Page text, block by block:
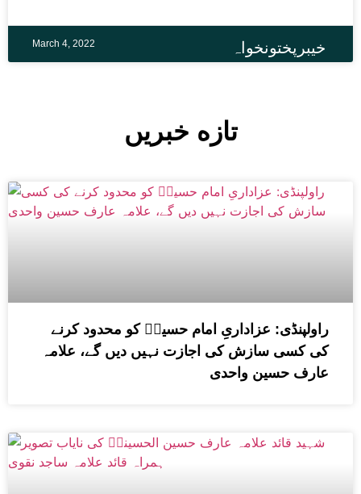
خیبرپختونخواہ March 4, 2022
تازه خبریں
راولپنڈی: عزاداریِ امام حسینؑ کو محدود کرنے
کی کسی سازش کی اجازت نہیں دیں گے، علامہ
عارف حسین واحدی